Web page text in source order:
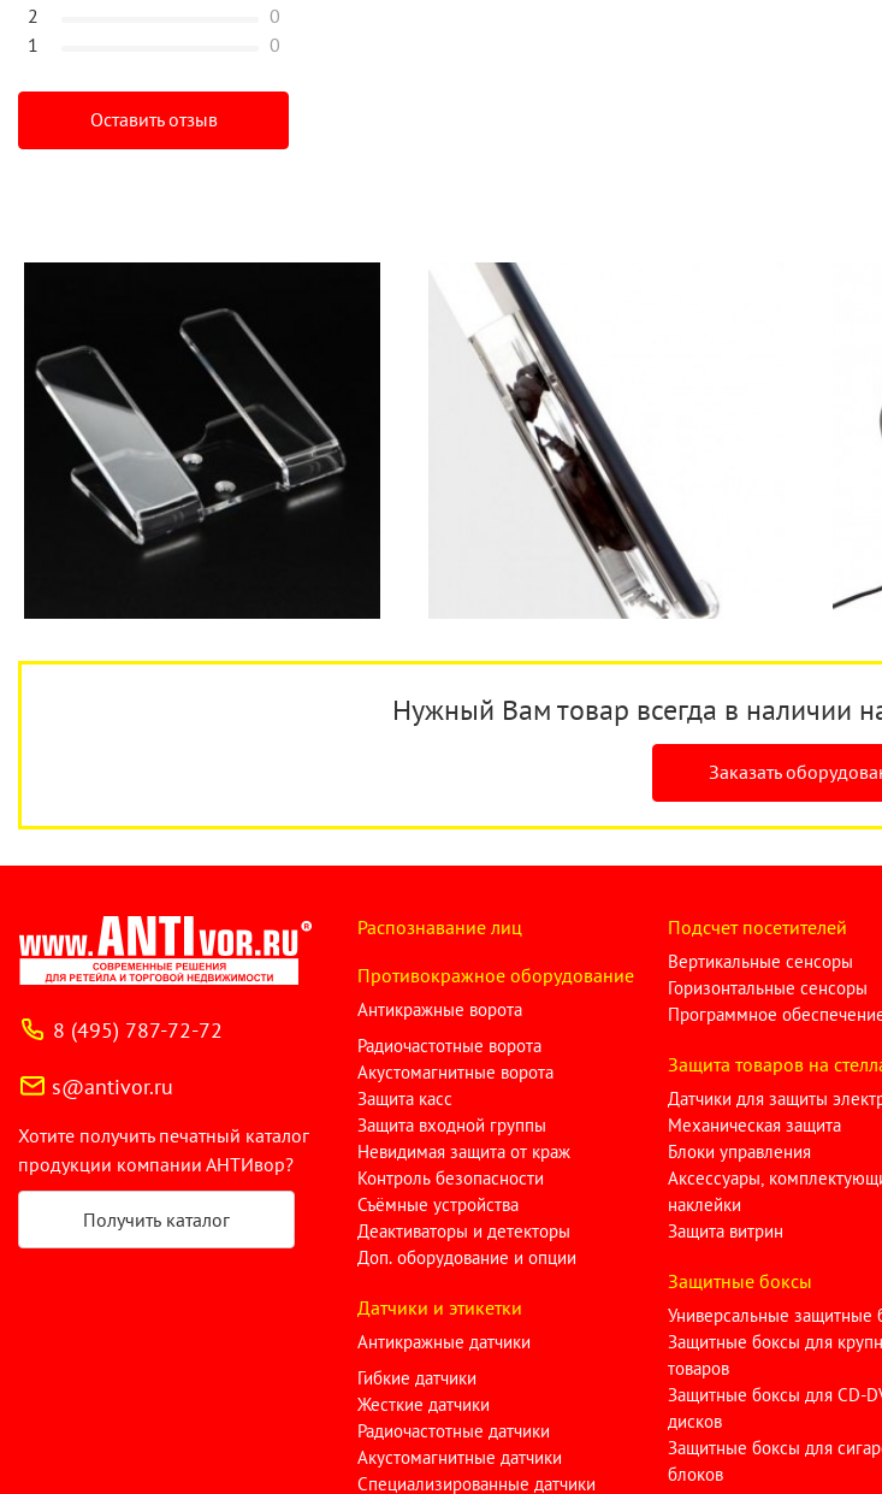
2
0
1
0
Оставить отзыв
Нужный Вам товар всегда в наличии
Заказать
8 (495) 787-72-72
s@antivor.ru
Хотите получить печатный каталог
продукции компании АНТИвор?
Получить каталог
Распознавание лиц
Противокражное оборудование
Антикражные ворота
Радиочастотные ворота
Акустомагнитные ворота
Защита касс
Защита входной группы
Невидимая защита от краж
Контроль безопасности
Съёмные устройства
Деактиваторы и детекторы
Доп. оборудование и опции
Датчики и этикетки
Антикражные датчики
Гибкие датчики
Жесткие датчики
Радиочастотные датчики
Акустомагнитные датчики
Специализированные датчики
Подсчет посетителей
Вертикальные сенсоры
Горизонтальные сенсоры
Программное
Защита товаров на
Датчики для защиты
Механическая защита
Блоки управления
Аксессуары,
наклейки
Защита витрин
Защитные боксы
Универсальные защитные
Защитные боксы для
товаров
Защитные боксы для CD-
дисков
Защитные боксы для
блоков